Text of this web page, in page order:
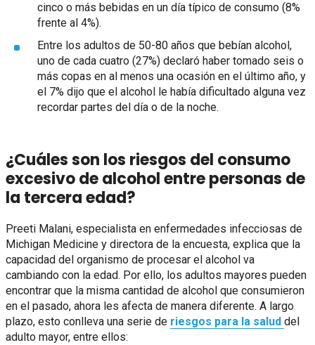
cinco o más bebidas en un día típico de consumo (8%
frente al 4%).
Entre los adultos de 50-80 años que bebían alcohol,
uno de cada cuatro (27%) declaró haber tomado seis o
más copas en al menos una ocasión en el último año, y
el 7% dijo que el alcohol le había dificultado alguna vez
recordar partes del día o de la noche.
¿Cuáles son los riesgos del consumo
excesivo de alcohol entre personas de
la tercera edad?
Preeti Malani, especialista en enfermedades infecciosas de
Michigan Medicine y directora de la encuesta, explica que la
capacidad del organismo de procesar el alcohol va
cambiando con la edad. Por ello, los adultos mayores pueden
encontrar que la misma cantidad de alcohol que consumieron
en el pasado, ahora les afecta de manera diferente. A largo
plazo, esto conlleva una serie de riesgos para la salud del
adulto mayor, entre ellos: